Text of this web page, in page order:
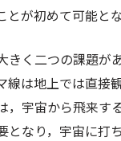
が初めて可能とな
く二つの課題
は地上では直接
宇宙から飛来
なり，宇宙に打